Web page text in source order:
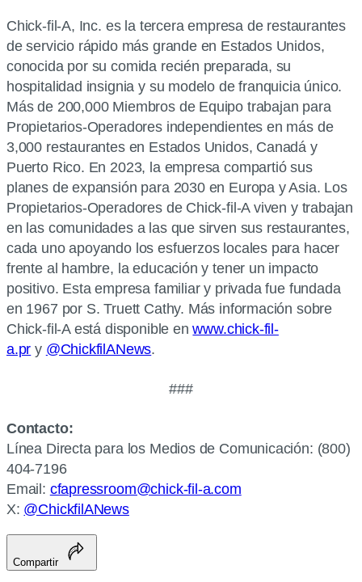
Chick-fil-A, Inc. es la tercera empresa de restaurantes
de servicio rápido más grande en Estados Unidos,
conocida por su comida recién preparada, su
hospitalidad insignia y su modelo de franquicia único.
Más de 200,000 Miembros de Equipo trabajan para
Propietarios-Operadores independientes en más de
3,000 restaurantes en Estados Unidos, Canadá y
Puerto Rico. En 2023, la empresa compartió sus
planes de expansión para 2030 en Europa y Asia. Los
Propietarios-Operadores de Chick-fil-A viven y trabajan
en las comunidades a las que sirven sus restaurantes,
cada uno apoyando los esfuerzos locales para hacer
frente al hambre, la educación y tener un impacto
positivo. Esta empresa familiar y privada fue fundada
en 1967 por S. Truett Cathy. Más información sobre
Chick-fil-A está disponible enwww.chick-fil-
a.pr y @ChickfilANews.
###
Contacto:
Línea Directa para los Medios de Comunicación: (800)
404-7196
Email: cfapressroom@chick-fil-a.com
X: @ChickfilANews
Compartir